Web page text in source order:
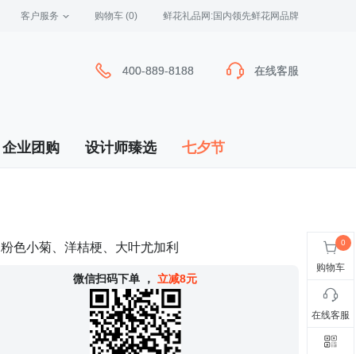
客户服务 购物车 (0) 鲜花礼品网:国内领先鲜花网品牌
400-889-8188 在线客服
400-889-8188 在线客服
企业团购 设计师臻选 七夕节
色小菊、洋桔梗、大叶尤加利
微信扫码下单 ， 立减8元
购物车
在线客服